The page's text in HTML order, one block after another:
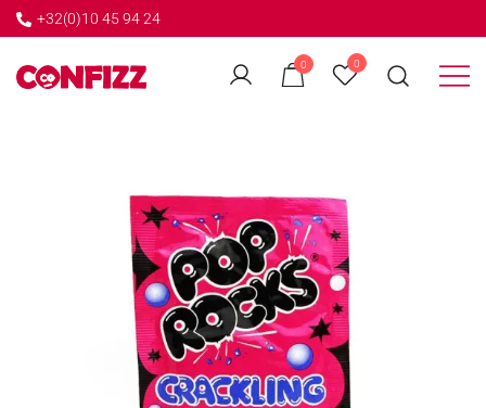
+32(0)10 45 94 24
0 0
← GO BACK